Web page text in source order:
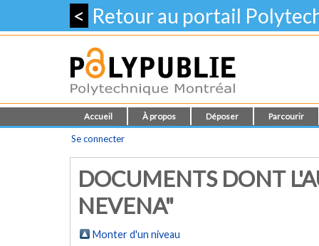
< Retour au portail
Accueil À propos Déposer Parcourir
Se connecter
DOCUMENTS DONT
NEVENA"
Monter d'un niveau